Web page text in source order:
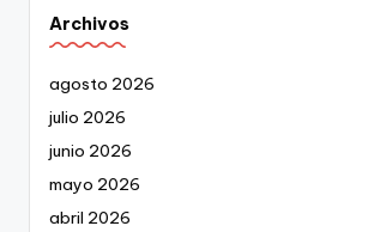
Archivos
agosto 2026
julio 2026
junio 2026
mayo 2026
abril 2026